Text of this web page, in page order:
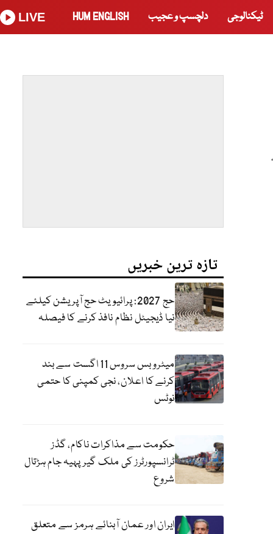
ٹیکنالوجی دلچسپ و عجیب HUM ENGLISH
LIVE
تازہ ترین خبریں
حج 2027: پرائیویٹ حج آپریشن کیلئے
نیا ڈیجیٹل نظام نافذ کرنے کا فیصلہ
میٹرو بس سروس 11 اگست سے بند
کرنے کا اعلان، نجی کمپنی کا حتمی
نوٹس
حکومت سے مذاکرات ناکام، گڈز
ٹرانسپورٹرز کی ملک گیر پہیہ جام ہڑتال
شروع
ایران اور عمان آبنائے ہرمز سے متعلق